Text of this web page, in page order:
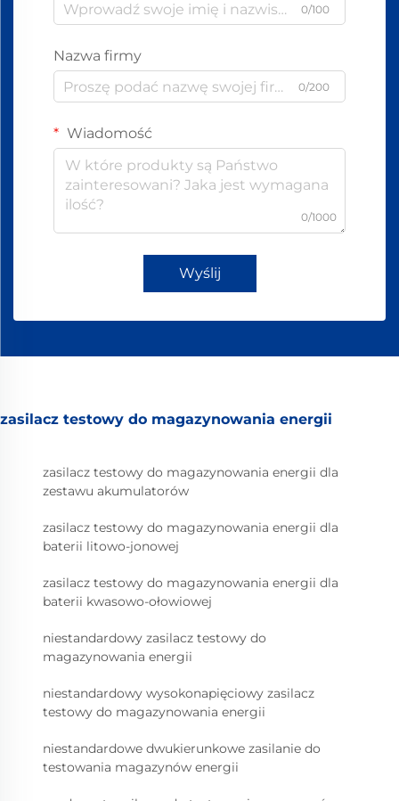
0/100
Nazwa firmy
0/200
Wiadomość
0/1000
Wyślij
zasilacz testowy do magazynowania energii
zasilacz testowy do magazynowania energii dla
zestawu akumulatorów
zasilacz testowy do magazynowania energii dla
baterii litowo-jonowej
zasilacz testowy do magazynowania energii dla
baterii kwasowo-ołowiowej
niestandardowy zasilacz testowy do
magazynowania energii
niestandardowy wysokonapięciowy zasilacz
testowy do magazynowania energii
niestandardowe dwukierunkowe zasilanie do
testowania magazynów energii